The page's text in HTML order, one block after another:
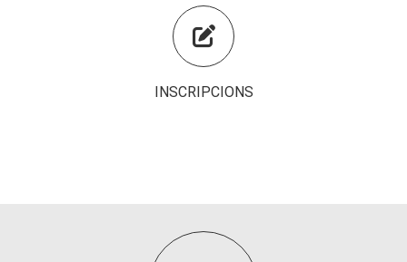

INSCRIPCIONS
Treballa amb nosaltres